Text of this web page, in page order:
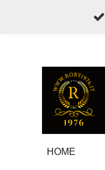
principale
HOME